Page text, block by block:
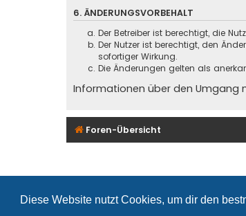
Diese Website nutzt Cookies, um dir den
6. ÄNDERUNGSVORBEHALT
Der Betreiber ist berechtigt, die
Der Nutzer ist berechtigt, den
sofortiger Wirkung.
Die Änderungen gelten als
Informationen über den Umgang
Foren-Übersicht